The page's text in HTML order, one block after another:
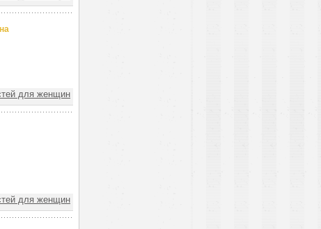
для женщин
для женщин